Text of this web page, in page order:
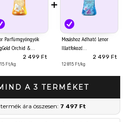
Parfümgyöngyök
Orchid &
2 499 Ft
Ft/kg
+
Mosáshoz Adható Lenor
Illatfokozó
Parfümgyöngyök
195gSpring Awakening
2 499 Ft
12 815 Ft/kg
A 3 TERMÉKET
ára összesen: 7 497 Ft